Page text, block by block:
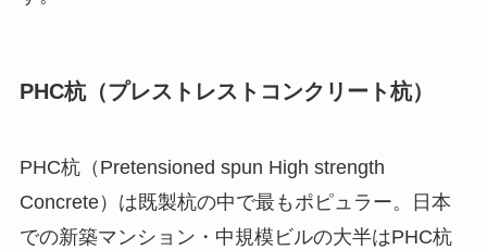
PHC杭（プレストレストコンクリート杭）
PHC杭（Pretensioned spun High strength
Concrete）は既製杭の中で最もポピュラー。日本
での新築マンション・中規模ビルの大半はPHC杭